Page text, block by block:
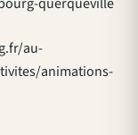
au-
animations-